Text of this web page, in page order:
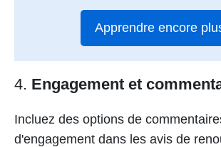
Apprendre encore
4. Engagement et
Incluez des options de
d'engagement dans les avis de